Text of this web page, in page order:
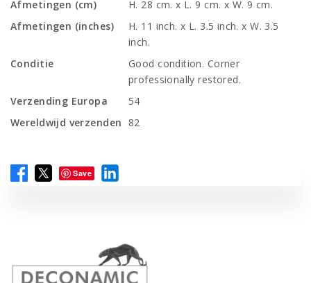
Afmetingen (cm)
H. 28 cm. x L. 9 cm. x W. 9 cm.
Afmetingen (inches)
H. 11 inch. x L. 3.5 inch. x W. 3.5
inch.
Conditie
Good condition. Corner
professionally restored.
Verzending Europa
54
Wereldwijd verzenden
82
Save